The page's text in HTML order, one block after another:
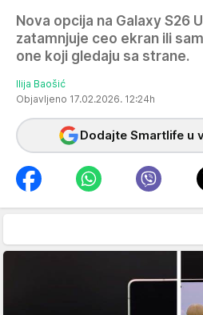
Nova opcija na Galaxy S26
zatamnjuje ceo ekran ili
one koji gledaju sa strane.
Ilija Baošić
Objavljeno 17.02.2026. 12:24h
Dodajte Smartlife u